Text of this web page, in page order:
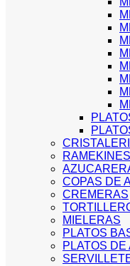
RAMEKINES
COPAS DE
CREMERAS
MIELERAS
PLATOS
PLATOS